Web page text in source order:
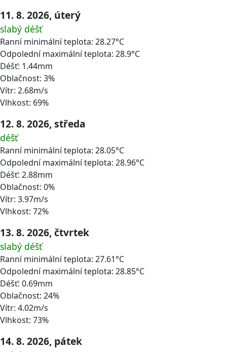
11. 8. 2026, úterý
slabý déšť
Ranní minimální teplota: 28.27°C
Odpolední maximální teplota: 28.9°C
Déšť: 1.44mm
Oblačnost: 3%
Vítr: 2.68m/s
Vlhkost: 69%
12. 8. 2026, středa
déšť
Ranní minimální teplota: 28.05°C
Odpolední maximální teplota: 28.96°C
Déšť: 2.88mm
Oblačnost: 0%
Vítr: 3.97m/s
Vlhkost: 72%
13. 8. 2026, čtvrtek
slabý déšť
Ranní minimální teplota: 27.61°C
Odpolední maximální teplota: 28.85°C
Déšť: 0.69mm
Oblačnost: 24%
Vítr: 4.02m/s
Vlhkost: 73%
14. 8. 2026, pátek